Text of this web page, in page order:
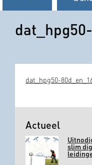
dat_hpg50-
Actueel
slim